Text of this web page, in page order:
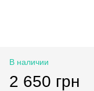
В наличии
2 650 грн